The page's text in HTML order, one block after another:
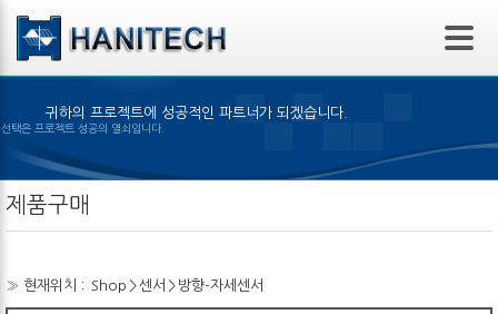
본문 바로가기
귀하의 프로젝트에 성공적인 파트너가 되겠습니다.
제품의 선택은 프로젝트 성공의 열쇠입니다.
제품구매
» 현재위치 : Shop >센서 > 방향-자세센서